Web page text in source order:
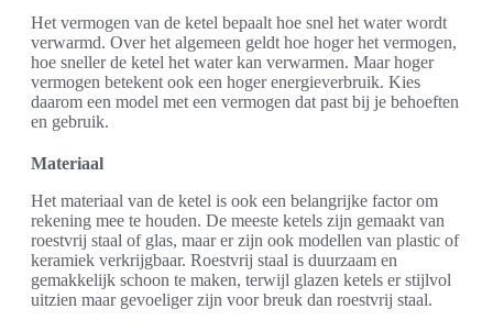
Het vermogen van de ketel bepaalt hoe snel het water wordt
verwarmd. Over het algemeen geldt hoe hoger het vermogen,
hoe sneller de ketel het water kan verwarmen. Maar hoger
vermogen betekent ook een hoger energieverbruik. Kies
daarom een model met een vermogen dat past bij je behoeften
en gebruik.
Materiaal
Het materiaal van de ketel is ook een belangrijke factor om
rekening mee te houden. De meeste ketels zijn gemaakt van
roestvrij staal of glas, maar er zijn ook modellen van plastic of
keramiek verkrijgbaar. Roestvrij staal is duurzaam en
gemakkelijk schoon te maken, terwijl glazen ketels er stijlvol
uitzien maar gevoeliger zijn voor breuk dan roestvrij staal.